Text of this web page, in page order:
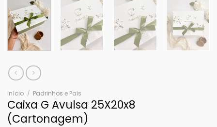
Início / Padrinhos e Pais
Caixa G Avulsa 25X20x8
(Cartonagem)